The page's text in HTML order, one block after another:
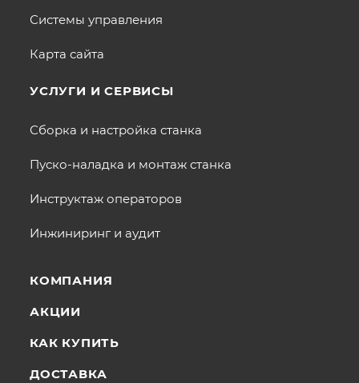
Системы управления
Карта сайта
УСЛУГИ И СЕРВИСЫ
Сборка и настройка станка
Пуско-наладка и монтаж станка
Инструктаж операторов
Инжиниринг и аудит
КОМПАНИЯ
АКЦИИ
КАК КУПИТЬ
ДОСТАВКА